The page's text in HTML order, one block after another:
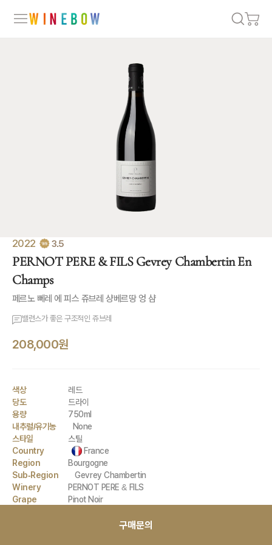
2022 3.5
PERNOT PERE & FILS Gevrey Chambertin En
Champs
페르노 뻬레 에 피스 쥬브레 샹베르땅 엉 샴
밸런스가 좋은 구조적인 쥬브레
208,000원
색상
레드
당도
드라이
용량
750ml
내추럴/유기농
None
스타일
스틸
Country
France
Region
Bourgogne
Sub-Region
Gevrey Chambertin
Winery
PERNOT PERE & FILS
Grape
Pinot Noir
구매문의